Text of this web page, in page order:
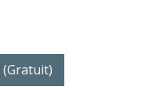
(gratuit)